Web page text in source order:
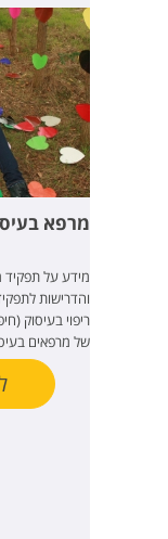
מרפא
מידע על תפקיד
והדרישות
ריפוי בעיסוק
של מרפאים